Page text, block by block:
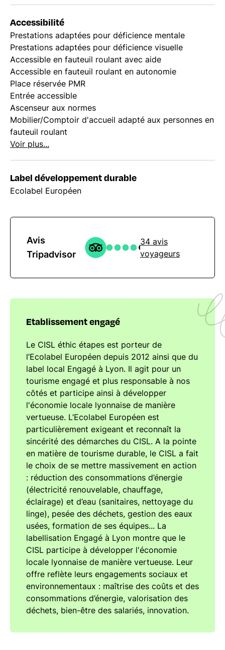
Accessibilité
Prestations adaptées pour déficience mentale
Prestations adaptées pour déficience visuelle
Accessible en fauteuil roulant avec aide
Accessible en fauteuil roulant en autonomie
Place réservée PMR
Entrée accessible
Ascenseur aux normes
Mobilier/Comptoir d'accueil adapté aux personnes en
fauteuil roulant
Voir plus...
Label développement durable
Ecolabel Européen
Avis
Tripadvisor
34 avis
voyageurs
Etablissement engagé
Le CISL éthic étapes est porteur de
l’Ecolabel Européen depuis 2012 ainsi que du
label local Engagé à Lyon. Il agit pour un
tourisme engagé et plus responsable à nos
côtés et participe ainsi à développer
l'économie locale lyonnaise de manière
vertueuse. L’Ecolabel Européen est
particulièrement exigeant et reconnaît la
sincérité des démarches du CISL. A la pointe
en matière de tourisme durable, le CISL a fait
le choix de se mettre massivement en action
: réduction des consommations d’énergie
(électricité renouvelable, chauffage,
éclairage) et d’eau (sanitaires, nettoyage du
linge), pesée des déchets, gestion des eaux
usées, formation de ses équipes... La
labellisation Engagé à Lyon montre que le
CISL participe à développer l'économie
locale lyonnaise de manière vertueuse. Leur
offre reflète leurs engagements sociaux et
environnementaux : maîtrise des coûts et des
consommations d’énergie, valorisation des
déchets, bien-être des salariés, innovation.